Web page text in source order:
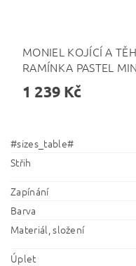
MONIEL KOJÍCÍ A
RAMÍNKA PASTEL
1 239 Kč
#sizes_table#
Střih
Zapínání
Barva
Materiál, složení
Úplet